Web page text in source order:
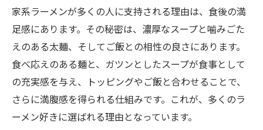
家系ラーメンが多くの人に支持される理由は、食後の満
足感にあります。その秘密は、濃厚なスープと噛みごた
えのある太麺、そしてご飯との相性の良さにあります。
食べ応えのある麺と、ガツンとしたスープが食事として
の充実感を与え、トッピングやご飯と合わせることで、
さらに満腹感を得られる仕組みです。これが、多くのラ
ーメン好きに選ばれる理由となっています。